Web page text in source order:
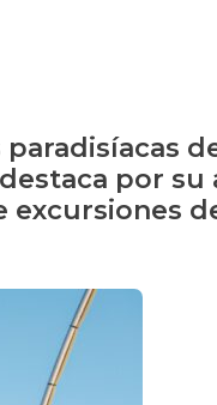
por
excursiones